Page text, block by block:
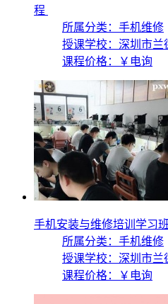
程
所属分类：手机维修
授课学校： 深圳市兰
课程价格：
￥电询
手机安装与维修培训学习
所属分类：手机维修
授课学校： 深圳市兰
课程价格：
￥电询